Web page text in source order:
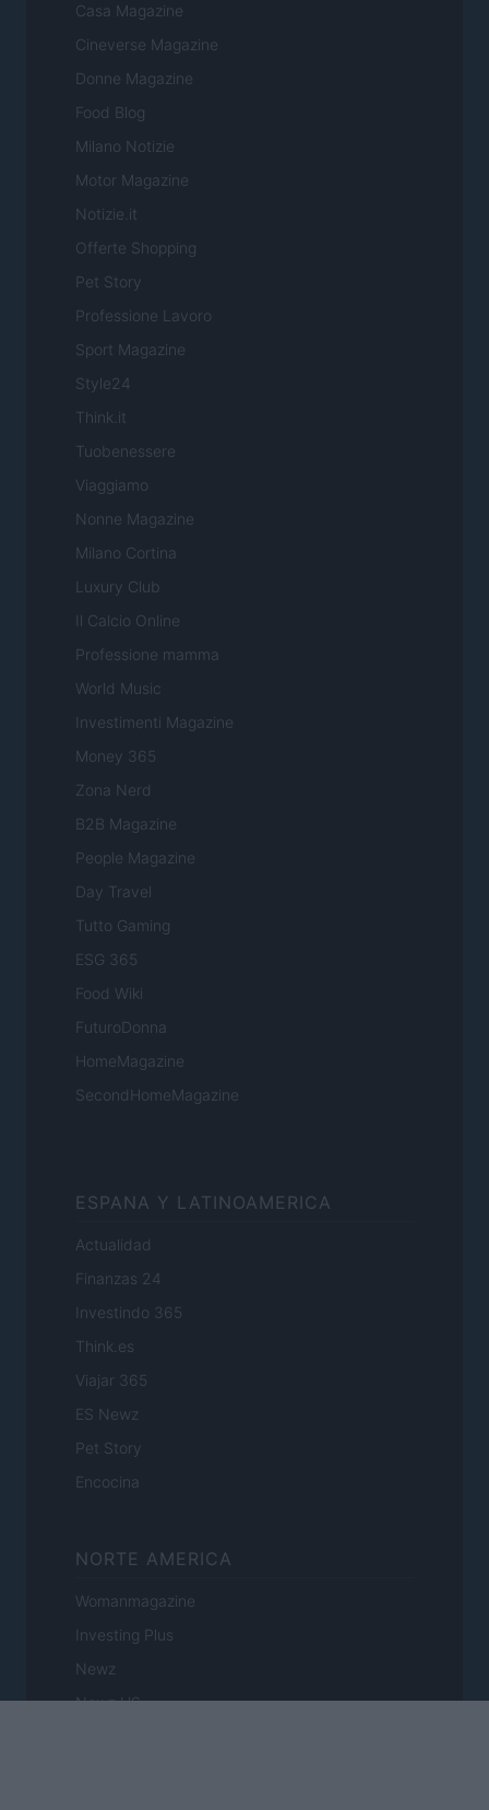
Casa Magazine
Cineverse Magazine
Donne Magazine
Food Blog
Milano Notizie
Motor Magazine
Notizie.it
Offerte Shopping
Pet Story
Professione Lavoro
Sport Magazine
Style24
Think.it
Tuobenessere
Viaggiamo
Nonne Magazine
Milano Cortina
Luxury Club
Il Calcio Online
Professione mamma
World Music
Investimenti Magazine
Money 365
Zona Nerd
B2B Magazine
People Magazine
Day Travel
Tutto Gaming
ESG 365
Food Wiki
FuturoDonna
HomeMagazine
SecondHomeMagazine
ESPANA Y LATINOAMERICA
Actualidad
Finanzas 24
Investindo 365
Think.es
Viajar 365
ES Newz
Pet Story
Encocina
NORTE AMERICA
Womanmagazine
Investing Plus
Newz
Newz US